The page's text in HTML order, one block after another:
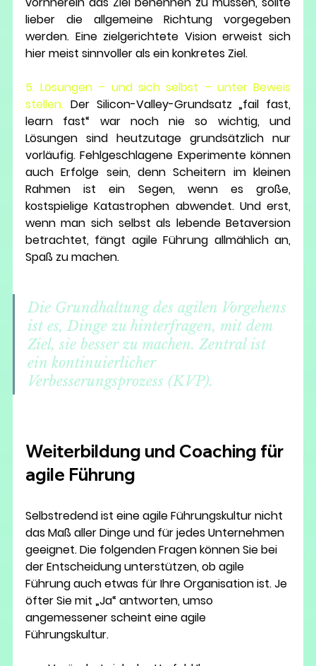
lieber die allgemeine Richtung vorgegeben
werden. Eine zielgerichtete Vision erweist sich
hier meist sinnvoller als ein konkretes Ziel.
5. Lösungen – und sich selbst – unter Beweis
stellen. Der Silicon-Valley-Grundsatz „fail fast,
learn fast“ war noch nie so wichtig, und
Lösungen sind heutzutage grundsätzlich nur
vorläufig. Fehlgeschlagene Experimente können
auch Erfolge sein, denn Scheitern im kleinen
Rahmen ist ein Segen, wenn es große,
kostspielige Katastrophen abwendet. Und erst,
wenn man sich selbst als lebende Betaversion
betrachtet, fängt agile Führung allmählich an,
Spaß zu machen.
Die Grundhaltung des agilen Vorgehens
ist es, Dinge zu hinterfragen, mit dem
Ziel, sie besser zu machen. Zentral ist
ein kontinuierlicher
Verbesserungsprozess (KVP).
Weiterbildung und Coaching für
agile Führung
Selbstredend ist eine agile Führungskultur nicht
das Maß aller Dinge und für jedes Unternehmen
geeignet. Die folgenden Fragen können Sie bei
der Entscheidung unterstützen, ob agile
Führung auch etwas für Ihre Organisation ist. Je
öfter Sie mit „Ja“ antworten, umso
angemessener scheint eine agile
Führungskultur.